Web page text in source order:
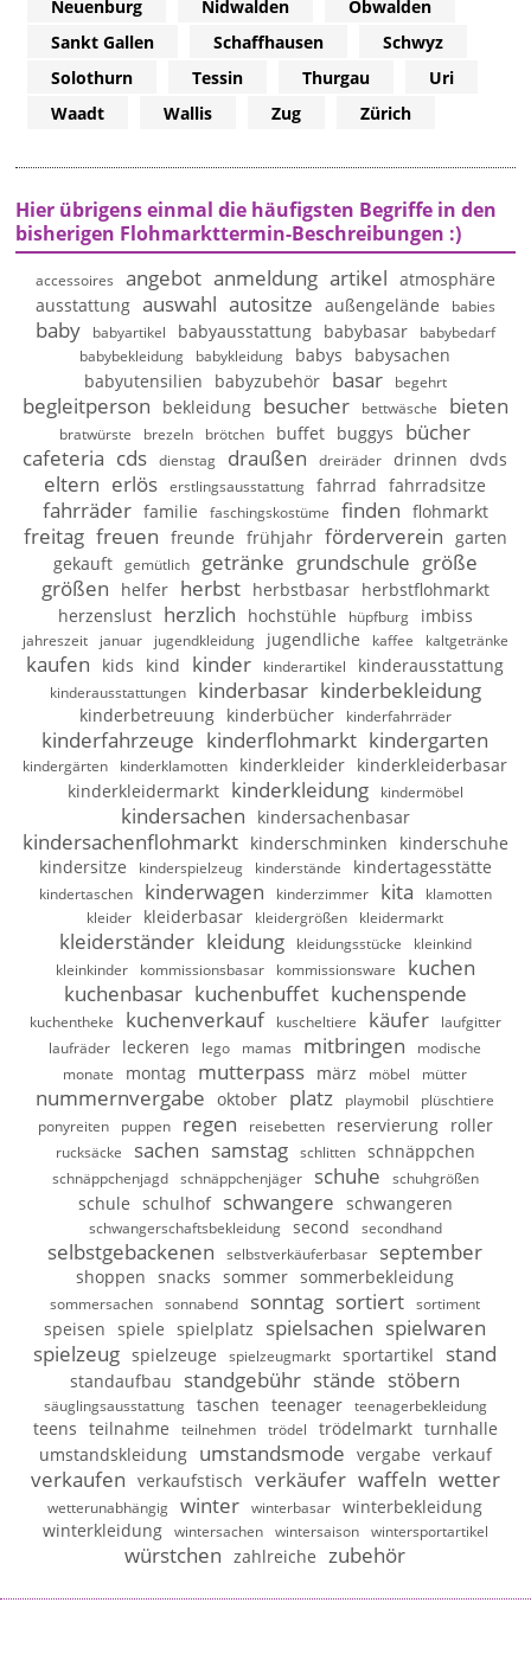
Neuenburg
Nidwalden
Obwalden
Sankt Gallen
Schaffhausen
Schwyz
Solothurn
Tessin Thurgau
Uri
Waadt
Wallis Zug Zürich
Hier übrigens einmal die häufigsten Begriffe in den
bisherigen Flohmarkttermin-Beschreibungen :)
accessoires angebot anmeldung artikel atmosphäre
ausstattung auswahl autositze außengelände babies
baby babyartikel babyausstattung babybasar
babybedarf
babybekleidung
babykleidung babys
babysachen
babyutensilien
babyzubehör basar begehrt
begleitperson bekleidung besucher bettwäsche bieten
bratwürste brezeln brötchen buffet buggys
bücher
cafeteria cds dienstag draußen dreiräder drinnen dvds
eltern erlös erstlingsausstattung fahrrad fahrradsitze
fahrräder familie faschingskostüme finden flohmarkt
freitag freuen freunde frühjahr förderverein garten
gekauft
gemütlich getränke grundschule größe
größen
helfer herbst herbstbasar herbstflohmarkt
herzenslust herzlich hochstühle hüpfburg imbiss
jahreszeit januar jugendkleidung jugendliche kaffee kaltgetränke
kaufen kids kind kinder kinderartikel kinderausstattung
kinderausstattungen kinderbasar kinderbekleidung
kinderbetreuung kinderbücher kinderfahrräder
kinderfahrzeuge kinderflohmarkt kindergarten
kindergärten kinderklamotten kinderkleider kinderkleiderbasar
kinderkleidermarkt kinderkleidung kindermöbel
kindersachen kindersachenbasar
kindersachenflohmarkt kinderschminken
kinderschuhe
kindersitze
kinderspielzeug kinderstände kindertagesstätte
kindertaschen kinderwagen kinderzimmer kita
klamotten
kleider
kleiderbasar kleidergrößen kleidermarkt
kleiderständer kleidung kleidungsstücke
kleinkind
kleinkinder
kommissionsbasar kommissionsware
kuchen
kuchenbasar kuchenbuffet kuchenspende
kuchentheke kuchenverkauf kuscheltiere käufer
laufgitter
laufräder
leckeren lego mamas mitbringen
modische
monate
montag mutterpass märz möbel mütter
nummernvergabe oktober platz playmobil
plüschtiere
ponyreiten
puppen regen reisebetten reservierung roller
rucksäcke sachen samstag schlitten schnäppchen
schnäppchenjagd schnäppchenjäger schuhe schuhgrößen
schule schulhof schwangere schwangeren
schwangerschaftsbekleidung second secondhand
selbstgebackenen selbstverkäuferbasar september
shoppen snacks sommer sommerbekleidung
sommersachen sonnabend sonntag sortiert sortiment
speisen spiele spielplatz spielsachen spielwaren
spielzeug spielzeuge spielzeugmarkt sportartikel stand
standaufbau standgebühr stände stöbern
säuglingsausstattung taschen teenager teenagerbekleidung
teens teilnahme teilnehmen trödel trödelmarkt turnhalle
umstandskleidung umstandsmode vergabe verkauf
verkaufen verkaufstisch verkäufer waffeln wetter
wetterunabhängig winter winterbasar
winterbekleidung
winterkleidung
wintersachen wintersaison wintersportartikel
würstchen zahlreiche zubehör